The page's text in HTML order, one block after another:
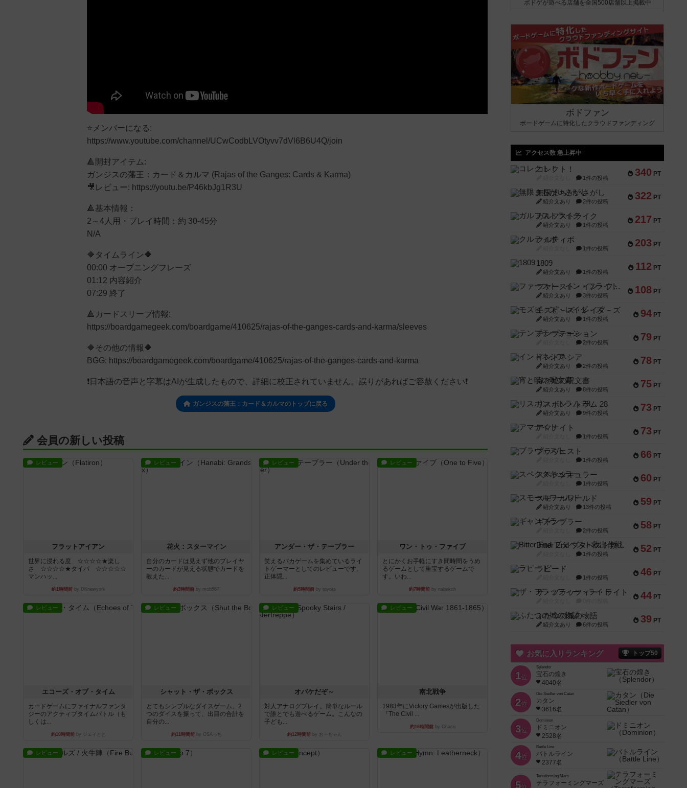
⭐メンバーになる:
https://www.youtube.com/channel/UCwCodbLVOtyvv7dVl6B6U4Q/join
🔺開封アイテム:
ガンジスの藩王：カード＆カルマ (Rajas of the Ganges: Cards & Karma)
🎥レビュー: https://youtu.be/P46kbJg1R3U
🔺基本情報：
2～4人用・プレイ時間：約 30-45分
N/A
🔶タイムライン🔶
00:00 オープニングフレーズ
01:12 内容紹介
07:29 終了
🔺カードスリーブ情報:
https://boardgamegeek.com/boardgame/410625/rajas-of-the-ganges-cards-and-karma/sleeves
🔶その他の情報🔶
BGG: https://boardgamegeek.com/boardgame/410625/rajas-of-the-ganges-cards-and-karma
❗日本語の音声と字幕はAIが生成したもので、詳細に校正されていません。誤りがあればご容赦ください❗
ガンジスの藩王：カード＆カルマのトップに戻る
会員の新しい投稿
レビュー
フラットアイアン
世界に浸れる度 ☆☆☆☆★楽し
さ ☆☆☆☆★タイパ ☆☆☆☆☆
マンハッ...
約1時間前by DKnewyork
レビュー
花火：スターマイン
自分のカードは見えず他のプレイヤ
ーのカードが見える状態でカードを
教えた...
約3時間前 by mob567
レビュー
アンダー・ザ・テーブラー
笑えるバカゲームを集めているライ
トゲーマーとしてのレビューです。
正体隠...
約5時間前by toyota
レビュー
ワン・トゥ・ファイブ
とにかくお手軽にすき間時間をうめ
るゲームとして重宝するゲームで
す。いわ...
約7時間前 by nabekoh
レビュー
エコーズ・オブ・タイム
カードゲームにファイナルファンタ
ジーのアクティブタイムバトル（も
しくは...
約10時間前by ジェイとと
レビュー
シャット・ザ・ボックス
とてもシンプルなダイスゲーム。2
つのダイスを振って、出目の合計を
自分の...
約11時間前by OSAっち
レビュー
オバケだぞ～
対人アナログプレイ。簡単なルール
で誰とでも遊べるゲーム。こんなの
子ども...
約12時間前by おーちゃん
レビュー
南北戦争
1983年にVictory Gamesが出版した
『The Civil ...
約16時間前by Chaco
レビュー レビュー レビュー レビュー
ボドゲが遊べる店舗を全国500店舗以上掲載中
ボドファン
ボードゲームに特化したクラウドファンディング
アクセス数 急上昇中
340 PT
コレクト！
1件の投稿
322 PT
無限まちがいさがし
紹介文あり 2件の投稿
217 PT
ガルフストライク
紹介文あり 1件の投稿
203 PT
クルティボ
1件の投稿
112 PT
1809
紹介文あり 1件の投稿
108 PT
ファースト・イン・フライト
紹介文あり 3件の投稿
94 PT
モズビ－ズ・レイダ－ズ
紹介文あり 1件の投稿
79 PT
テンプテーション
2件の投稿
78 PT
インドネシア
紹介文あり 2件の投稿
75 PT
宵と暁の呪文書
紹介文あり 8件の投稿
73 PT
リスボン・トラム 28
紹介文あり 9件の投稿
73 PT
アマナイト
1件の投稿
66 PT
ブラヴェスト
1件の投稿
60 PT
スペクタキュラー
1件の投稿
59 PT
スモールワールド
紹介文あり 13件の投稿
58 PT
ギャンブラー
2件の投稿
52 PT
Bitter End ブタペスト救出作戦
1件の投稿
46 PT
ラピード
1件の投稿
44 PT
ザ・フラッフィー・ライト
39 PT
ふたつの城の物語
紹介文あり 6件の投稿
お気に入りランキング トップ50
1位
Splendor
宝石の煌き
4040名
2位
Die Siedler von Catan
カタン
3616名
3位
Dominion
ドミニオン
2528名
4位
Battle Line
バトルライン
2377名
5位
Terraforming Mars
テラフォーミングマーズ